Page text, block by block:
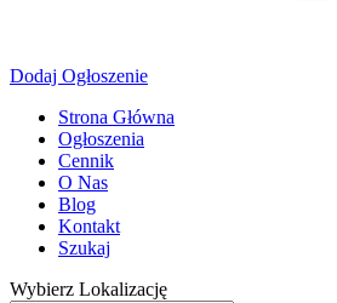
Dodaj Ogłoszenie
Strona Główna
Ogłoszenia
Cennik
O Nas
Blog
Kontakt
Szukaj
Wybierz Lokalizację